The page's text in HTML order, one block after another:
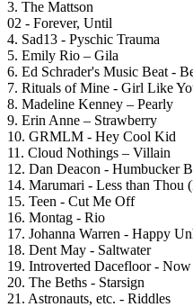
3. The Mattson
02 - Forever, Until
4. Sad13 - Pyschic Trauma
5. Emily Rio – Gila
6. Ed Schrader's Music Beat -
7. Rituals of Mine - Girl Like
8. Madeline Kenney – Pearly
9. Erin Anne – Strawberry
10. GRMLM - Hey Cool Kid
11. Cloud Nothings – Villain
12. Dan Deacon - Humbucker
14. Marumari - Less than Thou
15. Teen - Cut Me Off
16. Montag - Rio
17. Johanna Warren - Happy
18. Dent May - Saltwater
19. Introverted Dacefloor -
20. The Beths - Starsign
21. Astronauts, etc. - Riddles